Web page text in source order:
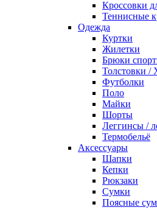
Кроссовки
Теннисные
Одежда
Куртки
Жилетки
Брюки
Толстовки /
Футболки
Поло
Майки
Шорты
Леггинсы /
Термобельё
Аксессуары
Шапки
Кепки
Рюкзаки
Сумки
Поясные